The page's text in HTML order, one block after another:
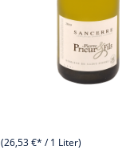
(26,53 €* / 1 Liter)